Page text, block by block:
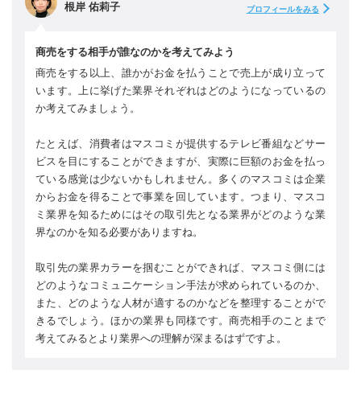
根岸 佑莉子 プロフィールをみる
商売をする相手が誰なのかを考えてみよう
商売をする以上、誰かがお金を払うことで売上が成り立って
います。上に挙げた業界それぞれはどのようになっているの
か考えてみましょう。
たとえば、消費者はマスコミが提供するテレビ番組などサー
ビスを目にすることができますが、実際に巨額のお金を払っ
ている感覚は少ないかもしれません。多くのマスコミは企業
からお金を得ることで事業を回しています。つまり、マスコ
ミ業界を知るためにはその取引先となる業界がどのような業
界なのかを知る必要がありますね。
取引先の業界カラーを掴むことができれば、マスコミ側には
どのようなコミュニケーション手法が求められているのか、
また、どのような人材が適するのかなどを整理することがで
きるでしょう。ほかの業界も同様です。商売相手のことまで
考えてみるとより業界への理解が深まるはずですよ。